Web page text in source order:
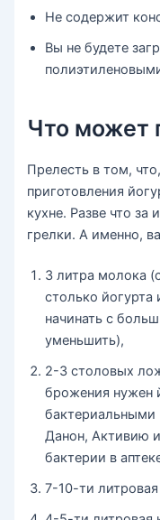
Не содержит
Вы не будете
Что может
Прелесть в том,
приготовления
кухне. Разве что
грелки. А именно,
3 литра молока
столько йогурта
начинать с
уменьшить),
2-3 столовых
брожения нужен
бактериальными
Данон, Активию
бактерии в
7-10-ти